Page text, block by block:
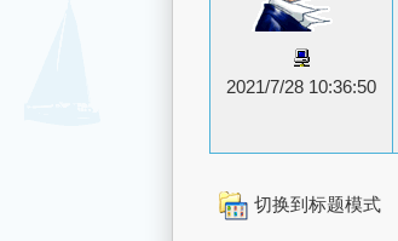
2021/7/28 10:36:50
切换到标题模式